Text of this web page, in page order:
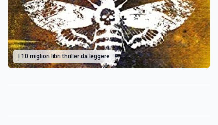
I 10 migliori libri thriller da leggere